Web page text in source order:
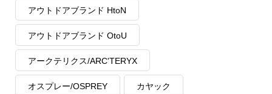
アウトドアブランド HtoN
アウトドアブランド OtoU
アークテリクス/ARC'TERYX
オスプレー/OSPREY カヤック